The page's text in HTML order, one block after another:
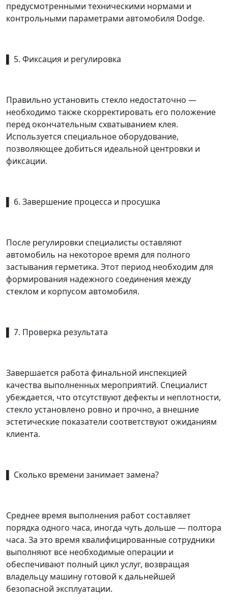
предусмотренными техническими нормами и
контрольными параметрами автомобиля Dodge.
▌ 5. Фиксация и регулировка
Правильно установить стекло недостаточно —
необходимо также скорректировать его положение
перед окончательным схватыванием клея.
Используется специальное оборудование,
позволяющее добиться идеальной центровки и
фиксации.
▌ 6. Завершение процесса и просушка
После регулировки специалисты оставляют
автомобиль на некоторое время для полного
застывания герметика. Этот период необходим для
формирования надежного соединения между
стеклом и корпусом автомобиля.
▌ 7. Проверка результата
Завершается работа финальной инспекцией
качества выполненных мероприятий. Специалист
убеждается, что отсутствуют дефекты и неплотности,
стекло установлено ровно и прочно, а внешние
эстетические показатели соответствуют ожиданиям
клиента.
▌ Сколько времени занимает замена?
Среднее время выполнения работ составляет
порядка одного часа, иногда чуть дольше — полтора
часа. За это время квалифицированные сотрудники
выполняют все необходимые операции и
обеспечивают полный цикл услуг, возвращая
владельцу машину готовой к дальнейшей
безопасной эксплуатации.